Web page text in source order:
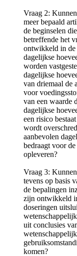
Vraag 2:
meer bepaald
de beginselen
betreffende het
ontwikkeld in de
dagelijkse
worden
dagelijkse
van driemaal de
voor
van een waarde
dagelijkse
een risico
wordt
aanbevolen
bedraagt voor
opleveren?
Vraag 3:
tevens op basis
de bepalingen
zijn ontwikkeld
doseringen
uit conclusies
komen?